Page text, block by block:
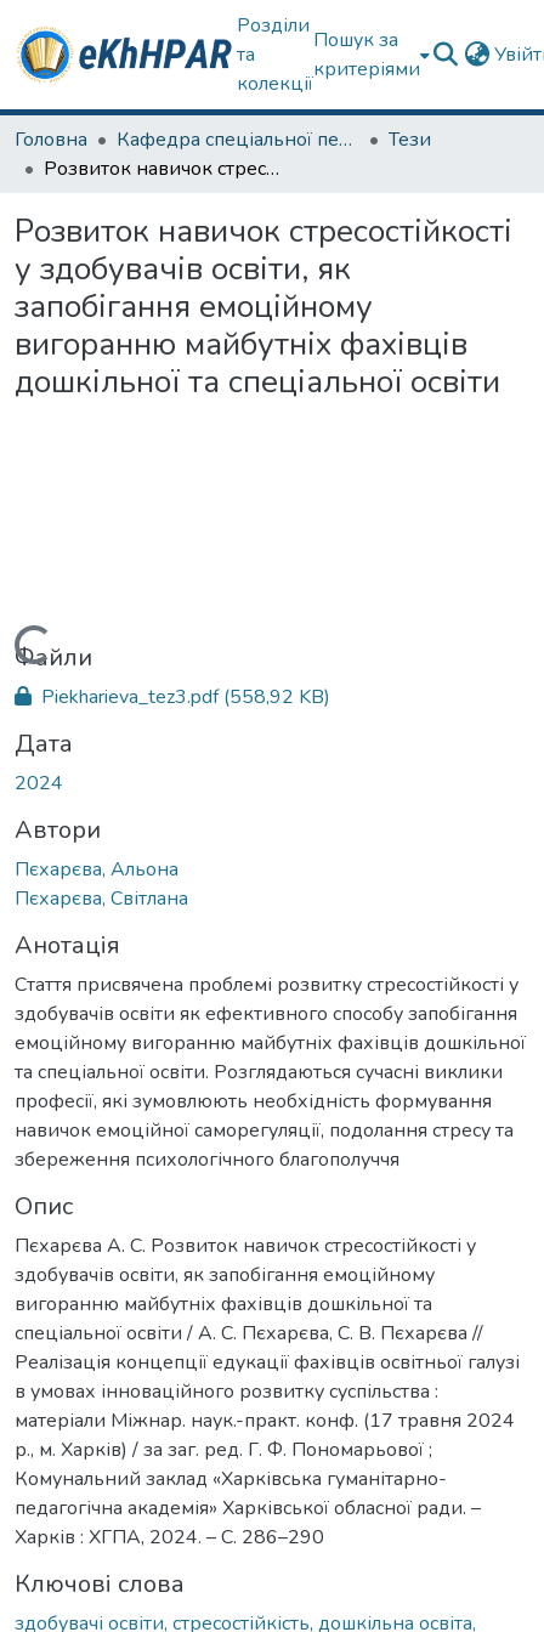
Розділи
та
колекції
Пошук за
критеріями
Головна Кафедра спеціальної педагогіки і психології та інклюзивної освіти
Тези
Розвиток навичок стресостійкості у здобувачів освіти, як запобігання емоційному вигоранню майбутніх фахівців дошкільної та спеціальної освіти
Розвиток навичок стресостійкості
у здобувачів освіти, як
запобігання емоційному
вигоранню майбутніх фахівців
дошкільної та спеціальної освіти
Вантажиться...
Файли
Piekharieva_tez3.pdf(558,92 KB)
Дата
2024
Автори
Пєхарєва, Альона
Пєхарєва, Світлана
Анотація
Стаття присвячена проблемі розвитку стресостійкості у
здобувачів освіти як ефективного способу запобігання
емоційному вигоранню майбутніх фахівців дошкільної
та спеціальної освіти. Розглядаються сучасні виклики
професії, які зумовлюють необхідність формування
навичок емоційної саморегуляції, подолання стресу та
збереження психологічного благополуччя
Опис
Пєхарєва А. С. Розвиток навичок стресостійкості у
здобувачів освіти, як запобігання емоційному
вигоранню майбутніх фахівців дошкільної та
спеціальної освіти / А. С. Пєхарєва, С. В. Пєхарєва //
Реалізація концепції едукації фахівців освітньої галузі
в умовах інноваційного розвитку суспільства :
матеріали Міжнар. наук.-практ. конф. (17 травня 2024
р., м. Харків) / за заг. ред. Г. Ф. Пономарьової ;
Комунальний заклад «Харківська гуманітарно-
педагогічна академія» Харківської обласної ради. –
Харків : ХГПА, 2024. – С. 286–290
Ключові слова
здобувачі освіти, стресостійкість, дошкільна освіта,